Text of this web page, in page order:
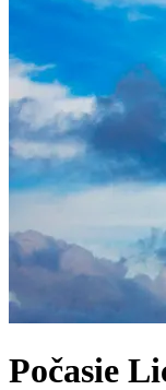
Počasie